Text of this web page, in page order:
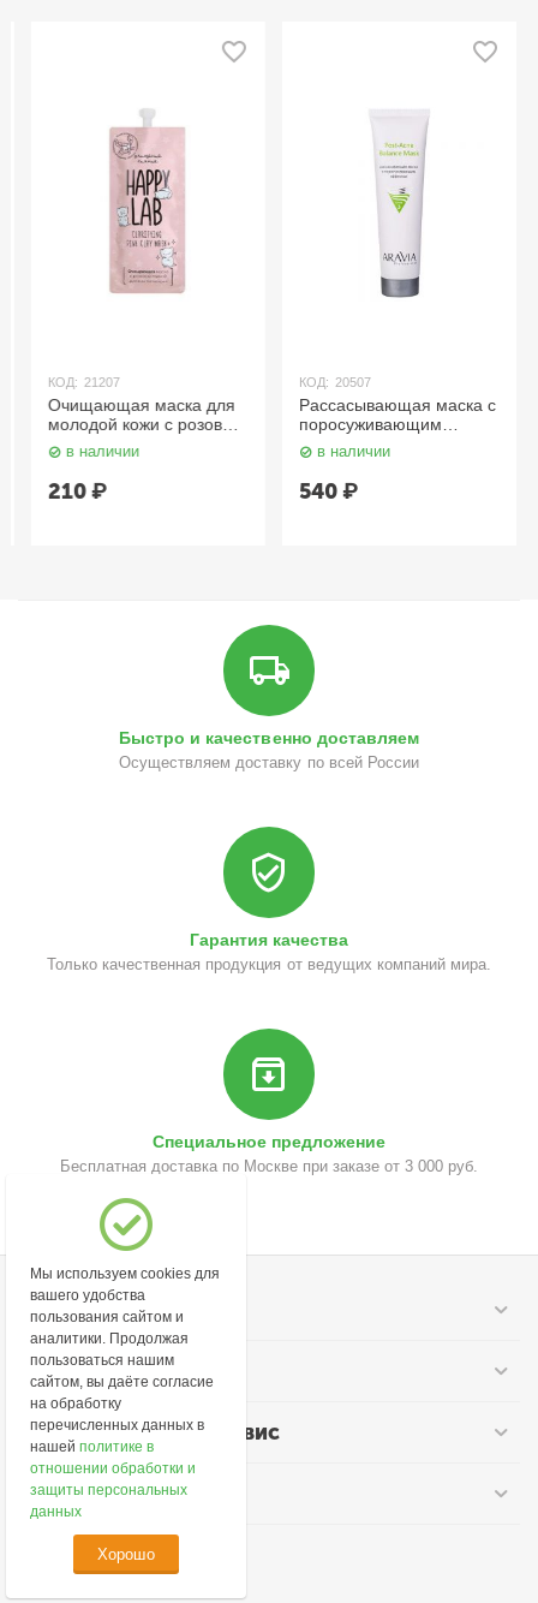
КОД: 21207
Очищающая маска для
молодой кожи с розовой
глиной / Pink Clay
Cleansing Mask, 20 мл.
Happy Lab
в наличии
210₽
КОД: 20507
Рассасывающая маска с
поросуживающим
эффектом Post-Acne
Balance Mask, 100 мл.
Aravia
в наличии
540₽
Быстро и качественно доставляем
Осуществляем доставку по всей России
Гарантия качества
Только качественная продукция от ведущих компаний мира.
Специальное предложение
Бесплатная доставка по Москве при заказе от 3 000 руб.
Моя учетная запись
Информация
Покупательский сервис
Контакты
Мы используем cookies для
вашего удобства
пользования сайтом и
аналитики. Продолжая
пользоваться нашим
сайтом, вы даёте согласие
на обработку
перечисленных данных в
нашейполитике в
отношении обработки и
защиты персональных
данных
Хорошо